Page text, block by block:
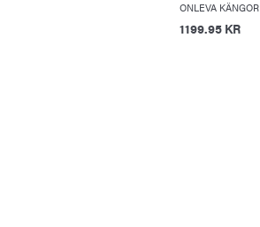
ONLEVA KÄNGOR
1199.95 KR